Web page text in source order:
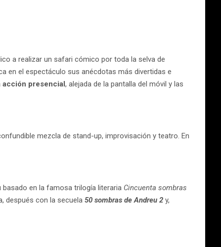
a realizar un safari cómico por toda la selva de
en el espectáculo sus anécdotas más divertidas e
acción presencial, alejada de la pantalla del móvil y las
mezcla de stand-up, improvisación y teatro. En
en la famosa trilogía literaria Cincuenta sombras
después con la secuela 50 sombras de Andreu 2 y,